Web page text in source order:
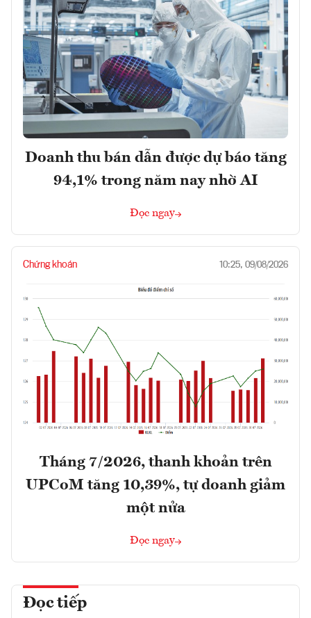
Doanh thu bán dẫn được dự báo tăng
94,1% trong năm nay nhờ AI
Đọc ngay
Chứng khoán 10:25, 09/08/2026
Tháng 7/2026, thanh khoản trên
UPCoM tăng 10,39%, tự doanh giảm
một nửa
Đọc ngay
Đọc tiếp